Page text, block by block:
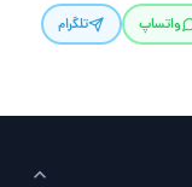
واتساپ
تلگرام